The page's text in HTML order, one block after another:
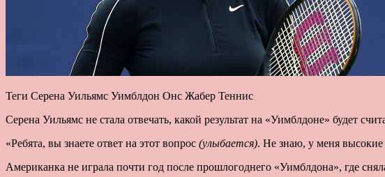
Теги Серена Уильямс Уимблдон Онс Жабер Теннис
Серена Уильямс не стала отвечать, какой результат на «Уимблдоне» будет
«Ребята, вы знаете ответ на этот вопрос (улыбается). Не знаю, у меня высокие
Американка не играла почти год после прошлогоднего «Уимблдона», где